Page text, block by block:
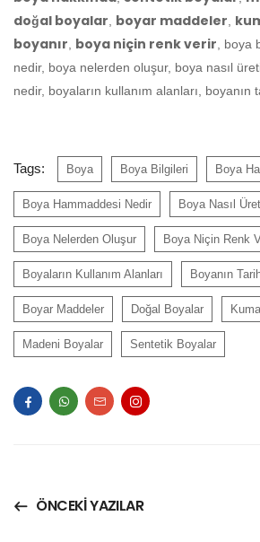
doğal boyalar, boyar maddeler,
boyanır, boya niçin renk verir, boya
nedir, boya nelerden oluşur, boya nasıl
nedir, boyaların kullanım alanları, boyanın
Tags: Boya Boya Bilgileri Boya
Boya Hammaddesi Nedir Boya Nasıl
Boya Nelerden Oluşur Boya Niçin Renk
Boyaların Kullanım Alanları Boyanın
Boyar Maddeler Doğal Boyalar
Madeni Boyalar Sentetik Boyalar
ÖNCEKI YAZILAR